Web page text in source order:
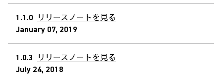
1.1.0 リリースノートを見る
January 07, 2019
1.0.3
リリースノートを見る
July 24, 2018